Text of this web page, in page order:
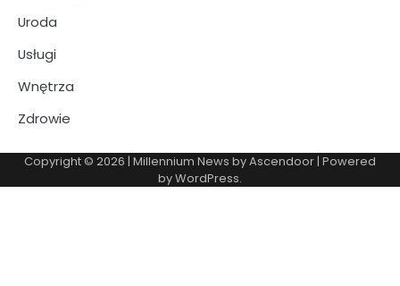
Uroda
Usługi
Wnętrza
Zdrowie
Copyright © 2026 | Millennium News byAscendoor| Powered
byWordPress.